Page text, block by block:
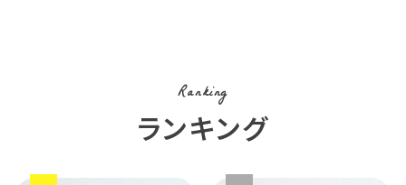
Ranking
ランキング